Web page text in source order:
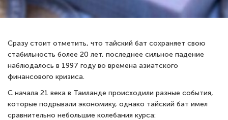
Сразу стоит отметить, что тайский бат сохраняет свою
стабильность более 20 лет, последнее сильное падение
наблюдалось в 1997 году во времена азиатского
финансового кризиса.
С начала 21 века в Таиланде происходили разные события,
которые подрывали экономику, однако тайский бат имел
сравнительно небольшие колебания курса: